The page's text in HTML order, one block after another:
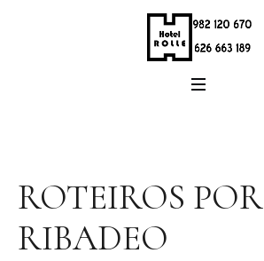
ROTEIROS POR
RIBADEO